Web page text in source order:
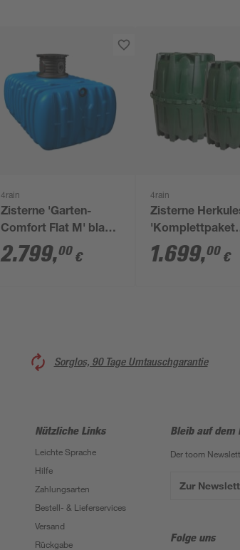
4rain
Zisterne 'Garten-
Comfort Flat M' blau
6000 l
2.799,00 €
4rain
Zisterne
'Komplettpaket
Garten' grün
1.699,00 €
Sorglos, 90 Tage Umtauschgarantie
Nützliche Links
Leichte Sprache
Hilfe
Zahlungsarten
Bestell- & Lieferservices
Versand
Rückgabe
Bleib auf dem
Der toom
Zur
Folge uns